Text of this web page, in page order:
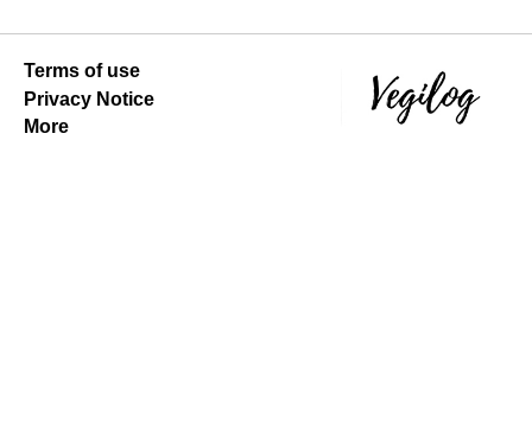
Terms of use
Privacy Notice
More